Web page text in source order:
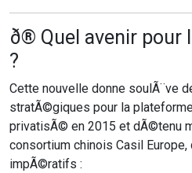
ð® Quel avenir
?
Cette nouvelle donne soulÃ¨ve
stratÃ©giques pour la
privatisÃ© en 2015 et dÃ©tenu
consortium chinois Casil
impÃ©ratifs :